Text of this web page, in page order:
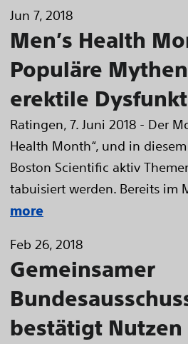
Jun 7, 2018
Men’s Health
Populäre
erektile
Ratingen, 7. Juni 2018 - Der
Health Month“, und in
Boston Scientific aktiv
tabuisiert werden. Bereits im
more
Feb 26, 2018
Gemeinsamer
bestätigt Nutzen